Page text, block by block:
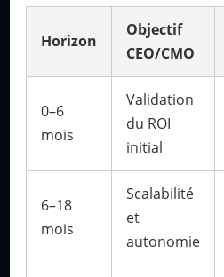
Horizon
Objectif
CEO/CMO
0–6
mois
Validation
du ROI
initial
6–18
mois
Scalabilité
et
autonomie